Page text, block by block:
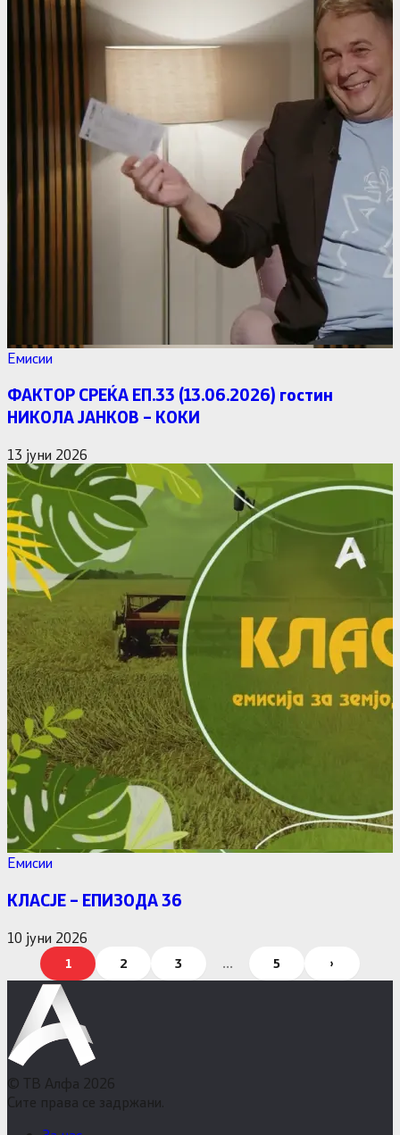
Емисии
ФАКТОР СРЕЌА ЕП.33 (13.06.2026) гостин
НИКОЛА ЈАНКОВ – КОКИ
13 јуни 2026
Емисии
КЛАСЈЕ – ЕПИЗОДА 36
10 јуни 2026
Posts
pagination
1 2 3 … 5 ›
© ТВ Алфа 2026
Сите права се задржани.